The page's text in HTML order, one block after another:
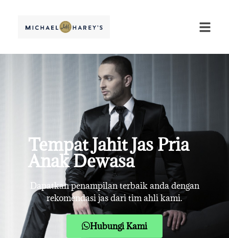
Tempat Jahit Jas Pria
Anak Dewasa
Dapatkan penampilan terbaik anda dengan
rekomendasi jas dari tim ahli kami.
Hubungi Kami